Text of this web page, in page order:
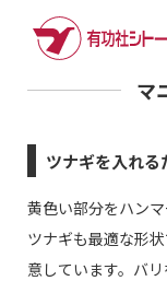
ホーム商品情報
マ
ツナギを入れ
黄色い部分をハン
ツナギも最適な形
意しています。バ